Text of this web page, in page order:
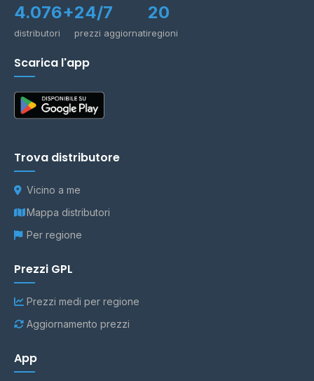
4.076+
distributori
24/7
prezzi aggiornati
20
regioni
Scarica l'app
Trova distributore
Vicino a me
Mappa distributori
Per regione
Prezzi GPL
Prezzi medi per regione
Aggiornamento prezzi
App